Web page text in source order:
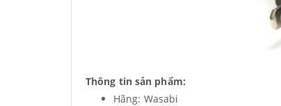
Thông tin sản phẩm:
Hãng: Wasabi